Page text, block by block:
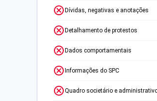
Dívidas, negativas e anotações
Detalhamento de protestos
Dados comportamentais
Informações do SPC
Quadro societário e